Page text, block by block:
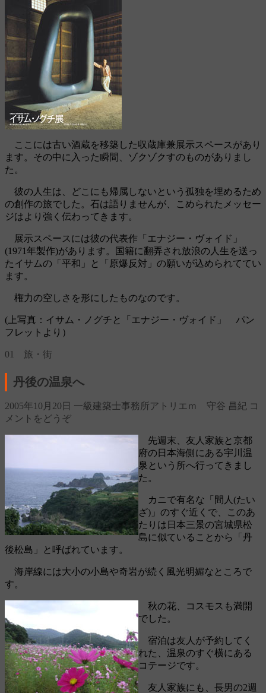
ここには古い酒蔵を移築した収蔵庫兼展示スペースがあり
ます。その中に入った瞬間、ゾクゾクすのものがありまし
た。
彼の人生は、どこにも帰属しないという孤独を埋めるため
の創作の旅でした。石は語りませんが、こめられたメッセー
ジはより強く伝わってきます。
展示スペースには彼の代表作「エナジー・ヴォイド」
(1971年製作)があります。国籍に翻弄され放浪の人生を送っ
たイサムの「平和」と「原爆反対」の願いが込められててい
ます。
権力の空しさを形にしたものなのです。
(上写真：イサム・ノグチと「エナジー・ヴォイド」 パン
フレットより）
01 旅・街
丹後の温泉へ
2005年10月20日 一級建築士事務所アトリエｍ 守谷 昌紀 コ
メントをどうぞ
先週末、友人家族と京都
府の日本海側にある宇川温
泉という所へ行ってきまし
た。
カニで有名な「間人(たい
ざ)」のすぐ近くで、このあ
たりは日本三景の宮城県松
島に似ていることから「丹
後松島」と呼ばれています。
海岸線には大小の小島や奇岩が続く風光明媚なところで
す。
秋の花、コスモスも満開
でした。
宿泊は友人が予約してく
れた、温泉のすぐ横にある
コテージです。
友人家族にも、長男の2週